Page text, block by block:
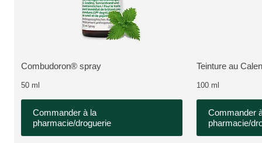
PLUS:
Combudoron® spray
50 ml
Commander à la
pharmacie/droguerie
PLUS:
Teinture au
100 ml
Commander
pharmacie/